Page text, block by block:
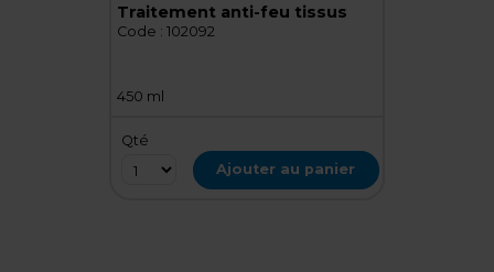
Traitement anti-feu tissus
Code : 102092
450 ml
Qté
Ajouter au panier